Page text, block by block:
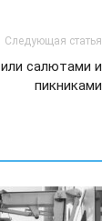
Следующая статья
салютами и
пикниками